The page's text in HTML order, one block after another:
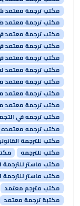
مكتب ترجمة معتمد
مكتب ترجمة معتمد
مكتب ترجمة معتمد
مكتب ترجمة معتمد
مكتب ترجمة معتمد
مكتب ترجمة معتمد
مكتب ترجمة معتمد
مكتب ترجمة معتمد
مكتب ترجمة معتمد
مكتب ترجمه في
مكتب ترجمه معتمده
مكتب للترجمة
مكتب للترجمه
مكتب ماستر للترجمة
مكتب ماستر للترجمة
مكتب مترجم معتمد
مكتبة ترجمة معتمد